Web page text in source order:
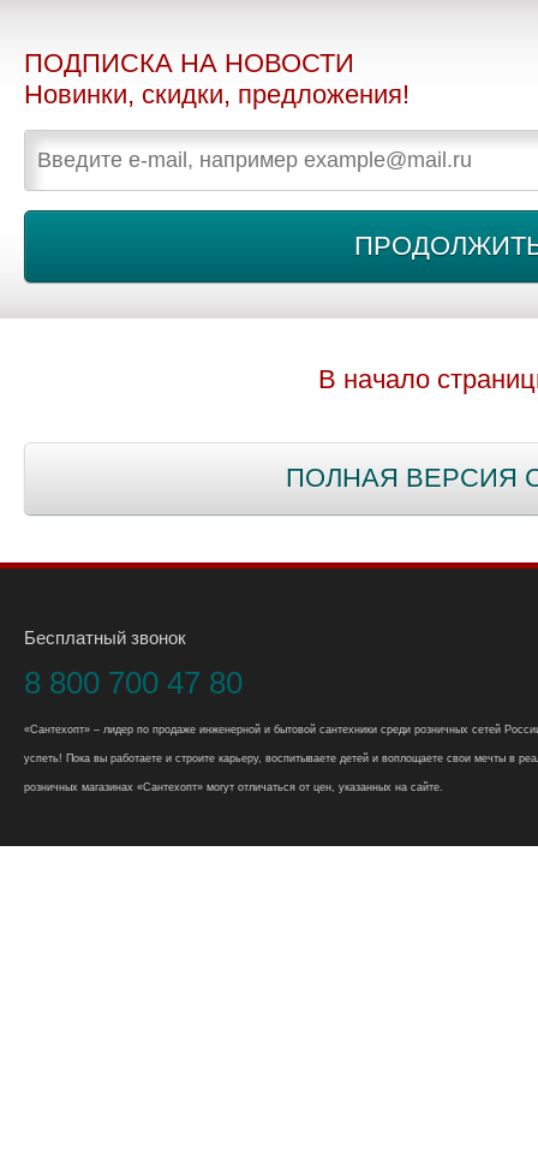
ПОДПИСКА НА НОВОСТИ
Новинки, скидки, предложения!
В начало
ПОЛНАЯ ВЕРСИЯ
Бесплатный звонок
8 800 700 47 80
«Сантехопт» – лидер по продаже инженерной и бытовой сантехники среди розничных сетей
успеть! Пока вы работаете и строите карьеру, воспитываете детей и воплощаете свои мечты в
розничных магазинах «Сантехопт» могут отличаться от цен, указанных на сайте.